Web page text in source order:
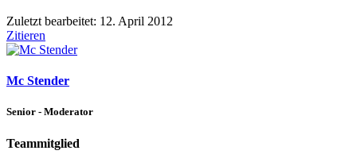
Zuletzt bearbeitet: 12. April 2012
Zitieren
Mc Stender
Senior - Moderator
Teammitglied